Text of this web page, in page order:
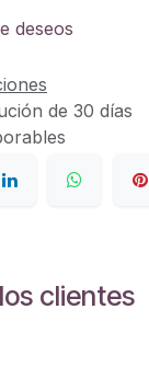
deseos
de 30 días
clientes